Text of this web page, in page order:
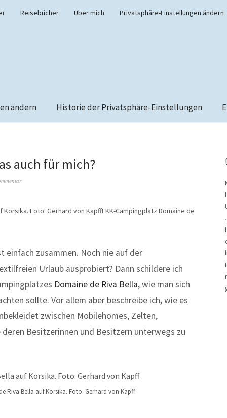
Reisebücher Über mich Privatsphäre-Einstellungen ändern
ändern Historie der Privatsphäre-Einstellungen
auch für mich?
FKK-Campingplatz Domaine de
einfach zusammen. Noch nie auf der
Urlaub ausprobiert? Dann schildere ich
Domaine de Riva Bella, wie man sich
sollte. Vor allem aber beschreibe ich, wie es
zwischen Mobilehomes, Zelten,
Besitzerinnen und Besitzern unterwegs zu
Riva Bella auf Korsika. Foto: Gerhard von Kapff